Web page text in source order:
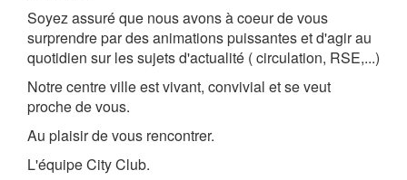
Soyez assuré que nous avons à coeur de vous
surprendre par des animations puissantes et d'agir au
quotidien sur les sujets d'actualité ( circulation, RSE,...)
Notre centre ville est vivant, convivial et se veut
proche de vous.
Au plaisir de vous rencontrer.
L'équipe City Club.